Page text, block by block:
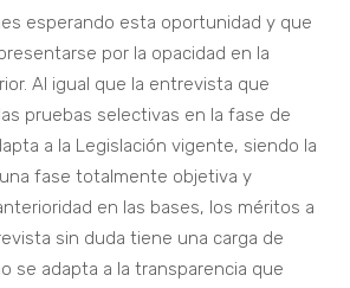
esperando esta oportunidad y que
por la opacidad en la
Al igual que la entrevista que
pruebas selectivas en la fase de
a la Legislación vigente, siendo la
fase totalmente objetiva y
en las bases, los méritos a
sin duda tiene una carga de
se adapta a la transparencia que